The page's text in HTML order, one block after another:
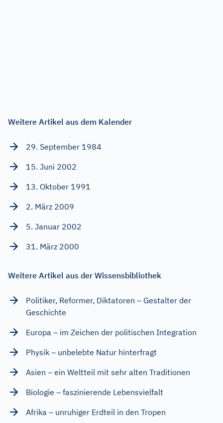
Weitere Artikel aus dem Kalender
29. September 1984
15. Juni 2002
13. Oktober 1991
2. März 2009
5. Januar 2002
31. März 2000
Weitere Artikel aus der Wissensbibliothek
Politiker, Reformer, Diktatoren – Gestalter der
Geschichte
Europa – im Zeichen der politischen Integration
Physik – unbelebte Natur hinterfragt
Asien – ein Weltteil mit sehr alten Traditionen
Biologie – faszinierende Lebensvielfalt
Afrika – unruhiger Erdteil in den Tropen